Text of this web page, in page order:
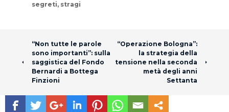
segreti, stragi
Post navigation
“Non tutte le parole
sono importanti”: sulla
saggistica del Fondo
Bernardi a Bottega
Finzioni
“Operazione Bologna”:
la strategia della
tensione nella seconda
metà degli anni
Settanta